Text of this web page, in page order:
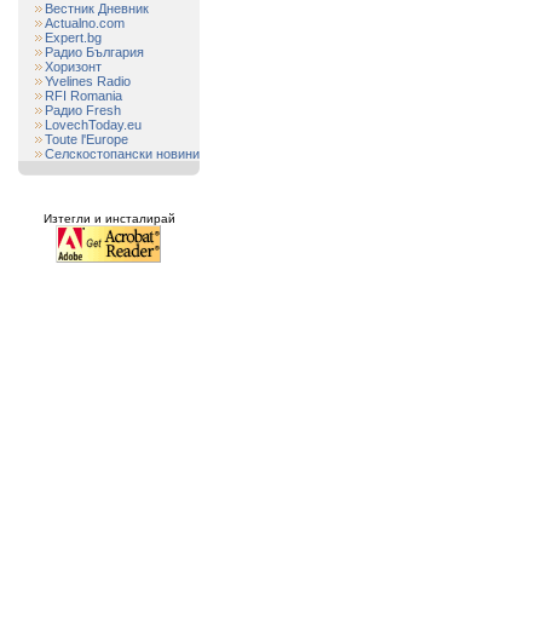
Вестник Дневник
Actualno.com
Expert.bg
Радио България
Хоризонт
Yvelines Radio
RFI Romania
Радио Fresh
LovechToday.eu
Toute l'Europe
Селскостопански новини
Изтегли и инсталирай